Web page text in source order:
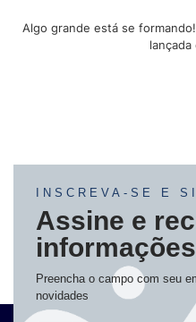
Algo grande está se
INSCREVA-SE E
Assine e
informações
Preencha o campo com seu
novidades